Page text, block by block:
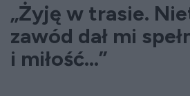
„Żyję w trasie.
zawód dał mi
i miłość...”